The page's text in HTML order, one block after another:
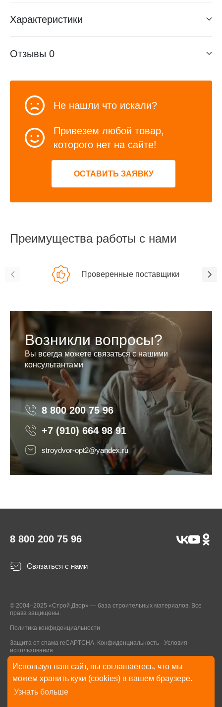
Используя наш сайт, вы соглашаетесь, что мы
можем хранить куки (cookies) в вашем браузере.
Узнать больше
Характеристики
Отзывы 0
Не нашли что искали?
Привезем любой товар,
которого нет на сайте!
ОСТАВИТЬ ЗАЯВКУ
Преимущества работы с нами
Проверенные поставщики
Возникли вопросы?
Вы всегда можете связаться с нашими
консультантами
8 800 200 75 96 8 800 200 75 96
+7 (910) 664 98 91
stroydvor-opt2@yandex.ru
8 800 200 75 96
Связаться с нами
© 2004–2025 «Строй Двор» — база строительных материалов. Все
права защищены.
Политика конфиденциальности
Защита от спама reCAPTCHA. Конфиденциальность - Условия
использования
* Указанные на Сайте цены, комплектации, описания и технические
характеристики могут быть изменены в любое время без уведомления
пользователей Сайта. Внешний вид товаров и упаковки может